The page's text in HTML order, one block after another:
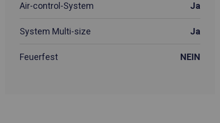
Air-control-System Ja
System Multi-size Ja
Feuerfest NEIN